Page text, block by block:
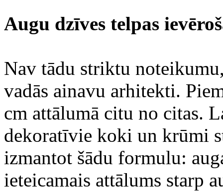
Augu dzīves telpas
Nav tādu striktu
vadās ainavu arhitekti.
cm attālumā citu no citas.
dekoratīvie koki un krūmi
izmantot šādu formulu:
ieteicamais attālums starp